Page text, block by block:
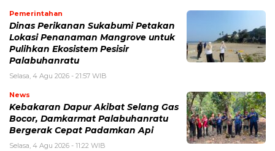
Pemerintahan
Dinas Perikanan Sukabumi Petakan
Lokasi Penanaman Mangrove untuk
Pulihkan Ekosistem Pesisir
Palabuhanratu
Selasa, 4 Agu 2026 - 21:57 WIB
News
Kebakaran Dapur Akibat Selang Gas
Bocor, Damkarmat Palabuhanratu
Bergerak Cepat Padamkan Api
Selasa, 4 Agu 2026 - 11:22 WIB